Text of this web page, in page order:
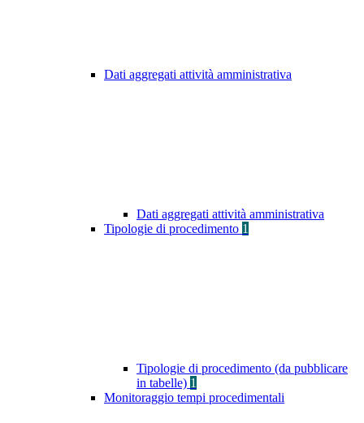
Dati aggregati attività amministrativa
Dati aggregati attività amministrativa
Tipologie di procedimento 1
Tipologie di procedimento (da pubblicare
in tabelle) 1
Monitoraggio tempi procedimentali